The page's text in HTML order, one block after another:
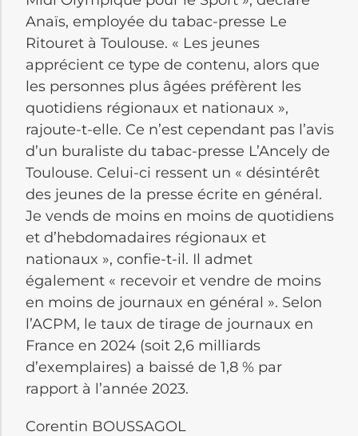
Anaïs, employée du tabac-presse Le
Ritouret à Toulouse. « Les jeunes
apprécient ce type de contenu, alors que
les personnes plus âgées préfèrent les
quotidiens régionaux et nationaux »,
rajoute-t-elle. Ce n’est cependant pas l’avis
d’un buraliste du tabac-presse L’Ancely de
Toulouse. Celui-ci ressent un « désintérêt
des jeunes de la presse écrite en général.
Je vends de moins en moins de quotidiens
et d’hebdomadaires régionaux et
nationaux », confie-t-il. Il admet
également « recevoir et vendre de moins
en moins de journaux en général ». Selon
l’ACPM, le taux de tirage de journaux en
France en 2024 (soit 2,6 milliards
d’exemplaires) a baissé de 1,8 % par
rapport à l’année 2023.
Corentin BOUSSAGOL